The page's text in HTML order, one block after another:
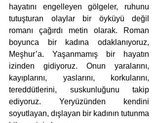
hayatını engelleyen gölgeler, ruhunu
tutuşturan olaylar bir öyküyü değil
romanı çağırdı metin olarak. Roman
boyunca bir kadına odaklanıyoruz,
Meşhur’a. Yaşanmamış bir hayatın
izinden gidiyoruz. Onun yaralarını,
kayıplarını, yaslarını, korkularını,
tereddütlerini, suskunluğunu takip
ediyoruz. Yeryüzünden kendini
soyutlayan, dışlayan bir kadının tutunma